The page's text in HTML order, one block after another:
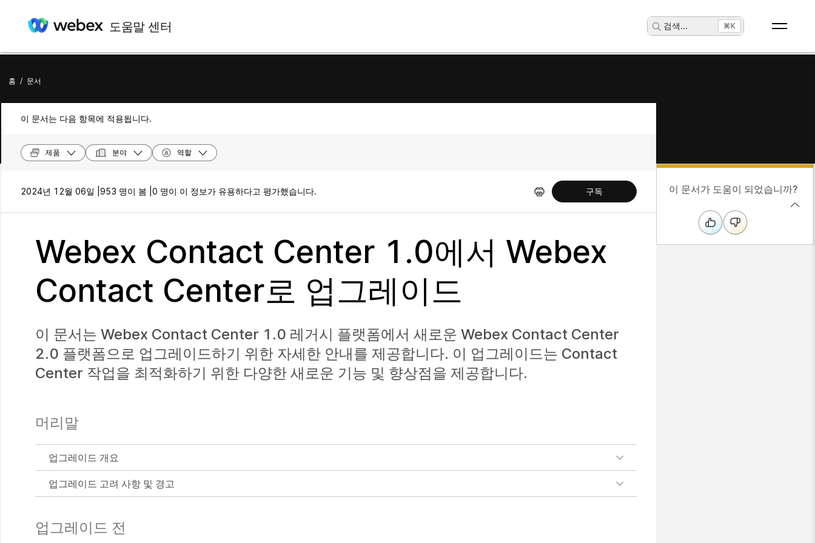
도움말 센터 검색... ⌘K
홈 / 문서
이 문서는 다음 항목에 적용됩니다.
제품 분야 역할
2024년 12월 06일 | 953 명이 봄 | 0 명이 이 정보가 유용하다고 평가했습니다. 구독
Webex Contact Center 1.0에서 Webex
Contact Center로 업그레이드
이 문서는 Webex Contact Center 1.0 레거시 플랫폼에서 새로운 Webex Contact Center
2.0 플랫폼으로 업그레이드하기 위한 자세한 안내를 제공합니다. 이 업그레이드는 Contact
Center 작업을 최적화하기 위한 다양한 새로운 기능 및 향상점을 제공합니다.
머리말
업그레이드 개요
업그레이드 고려 사항 및 경고
업그레이드 전
이 문서가 도움이 되었습니까?